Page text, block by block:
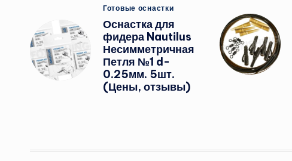
Опубликовано
в
Готовые оснастки
Оснастка для
фидера Nautilus
Несимметричная
Петля №1 d-
0.25мм. 5шт.
(Цены, отзывы)